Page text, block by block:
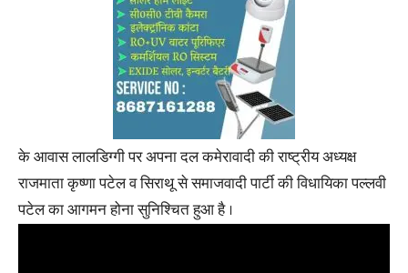
के आवास लालडिग्गी पर अपना दल कमेरावादी की राष्ट्रीय अध्यक्ष
राजमाता कृष्णा पटेल व सिराथू से समाजवादी पार्टी की विधायिका पल्लवी
पटेल का आगमन होना सुनिश्चित हुआ है ।